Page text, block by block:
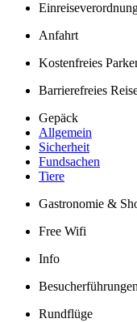
Anfahrt
Kostenfreies
Barrierefreies
Gepäck
Allgemein
Sicherheit
Fundsachen
Tiere
Gastronomie &
Free Wifi
Info
Besucherführungen
Rundflüge